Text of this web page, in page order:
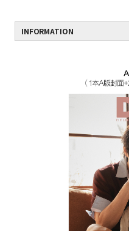
INFORMATION